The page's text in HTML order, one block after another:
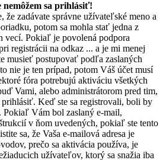
nemôžem sa prihlásiť!
že zadávate správne užívateľské meno a
potom sa mohla stať jedna z
vecí. Pokiaľ je povolená podpora
registrácii na odkaz ... a je mi menej
musieť postupovať podľa zaslaných
nie je ten prípad, potom Váš účet musí
fóra potrebujú aktiváciu všetkých
Vami, alebo administrátorom pred tim,
prihlásiť. Keď ste sa registrovali, boli by
Pokiaľ Vám bol zaslaný e-mail,
v ňom uvedených, pokiaľ ste tento
sa, že Vaša e-mailová adresa je
prečo sa aktivácia používa, je
užívateľov, ktorý sa snažia iba